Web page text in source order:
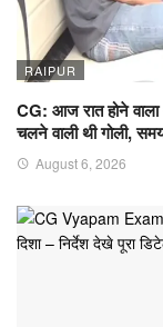
RAIPUR
CG: आज रात होने
चलने वाली थी गोली,
August 6, 2026